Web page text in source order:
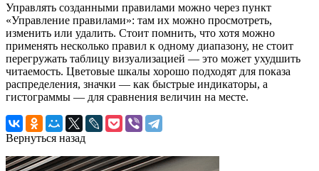
Управлять созданными правилами можно через пункт
«Управление правилами»: там их можно просмотреть,
изменить или удалить. Стоит помнить, что хотя можно
применять несколько правил к одному диапазону, не стоит
перегружать таблицу визуализацией — это может ухудшить
читаемость. Цветовые шкалы хорошо подходят для показа
распределения, значки — как быстрые индикаторы, а
гистограммы — для сравнения величин на месте.
Вернуться назад